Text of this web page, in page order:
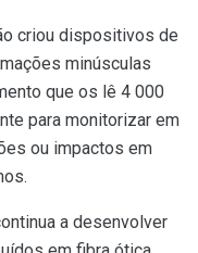
criou dispositivos de
minúsculas
que os lê 4 000
para monitorizar em
ou impactos em
a desenvolver